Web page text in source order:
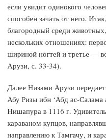
если увидит одинокого
способен зачать от него.
благородный среди
нескольких отношениях:
шириной ногтей и третье —
Арузи, с. 33-34).
Далее Низами Арузи
Абу Ризы ибн ‘Абд ас-
Нишапура в 1116 г.
караваном купцов,
направлению к Тамгачу, и